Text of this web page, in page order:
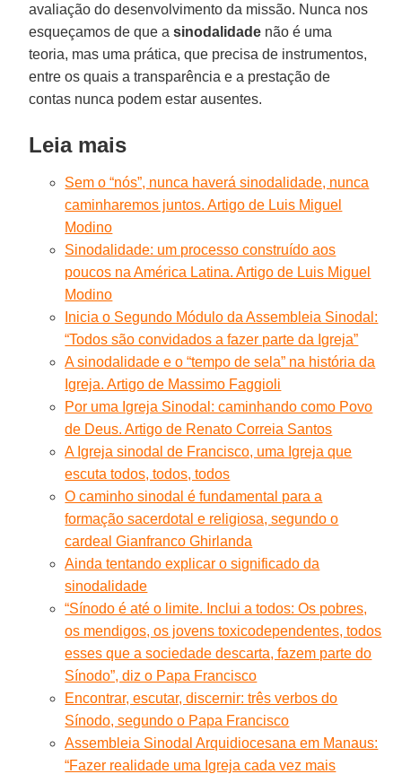
avaliação do desenvolvimento da missão. Nunca nos
esqueçamos de que asinodalidade não é uma
teoria, mas uma prática, que precisa de instrumentos,
entre os quais a transparência e a prestação de
contas nunca podem estar ausentes.
Leia mais
Sem o “nós”, nunca haverá sinodalidade, nunca
caminharemos juntos. Artigo de Luis Miguel
Modino
Sinodalidade: um processo construído aos
poucos na América Latina. Artigo de Luis Miguel
Modino
Inicia o Segundo Módulo da Assembleia Sinodal:
“Todos são convidados a fazer parte da Igreja”
A sinodalidade e o “tempo de sela” na história da
Igreja. Artigo de Massimo Faggioli
Por uma Igreja Sinodal: caminhando como Povo
de Deus. Artigo de Renato Correia Santos
A Igreja sinodal de Francisco, uma Igreja que
escuta todos, todos, todos
O caminho sinodal é fundamental para a
formação sacerdotal e religiosa, segundo o
cardeal Gianfranco Ghirlanda
Ainda tentando explicar o significado da
sinodalidade
“Sínodo é até o limite. Inclui a todos: Os pobres,
os mendigos, os jovens toxicodependentes, todos
esses que a sociedade descarta, fazem parte do
Sínodo”, diz o Papa Francisco
Encontrar, escutar, discernir: três verbos do
Sínodo, segundo o Papa Francisco
Assembleia Sinodal Arquidiocesana em Manaus:
“Fazer realidade uma Igreja cada vez mais